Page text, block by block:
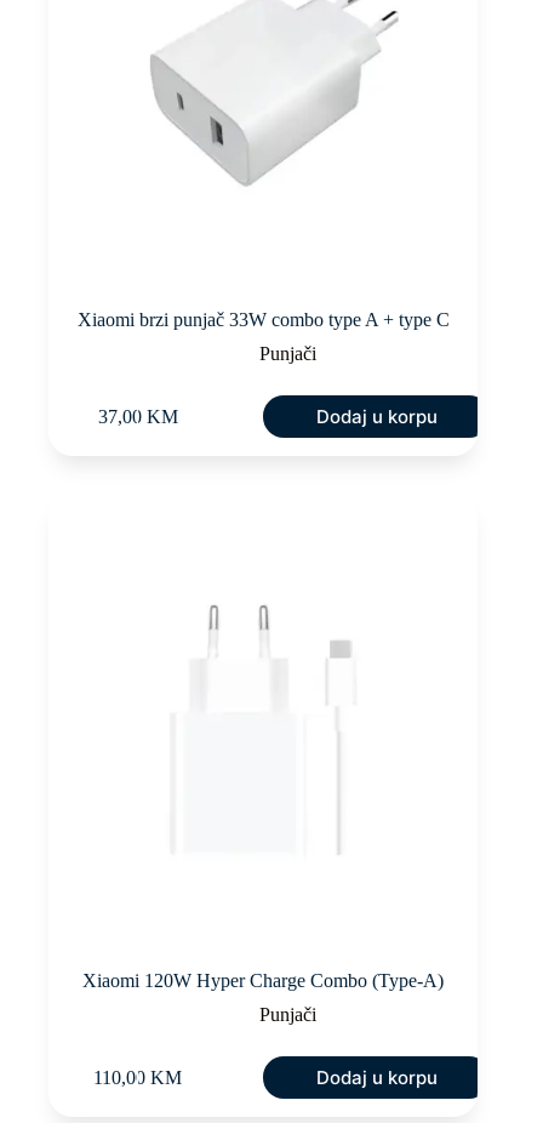
Xiaomi brzi punjač 33W combo type A + type C
Punjači
37,00 KM Dodaj u korpu
Xiaomi 120W Hyper Charge Combo (Type-A)
Punjači
110,00KM Dodaj u korpu